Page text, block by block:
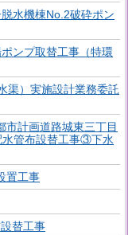
水機棟No.2破砕ポン
ンプ取替工事（特環
渠）実施設計業務委託
計画道路城東三丁目
管布設替工事③下水
置工事
替工事